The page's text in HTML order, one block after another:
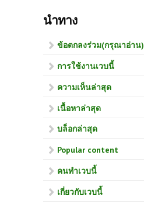
นำทาง
ข้อตกลงร่วม(กรุณาอ่าน)
การใช้งานเวบนี้
ความเห็นล่าสุด
เนื้อหาล่าสุด
บล็อกล่าสุด
Popular content
คนทำเวบนี้
เกี่ยวกับเวบนี้